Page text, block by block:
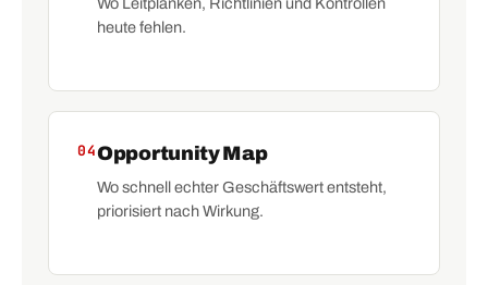
heute fehlen.
04Opportunity Map
Wo schnell echter Geschäftswert entsteht,
priorisiert nach Wirkung.